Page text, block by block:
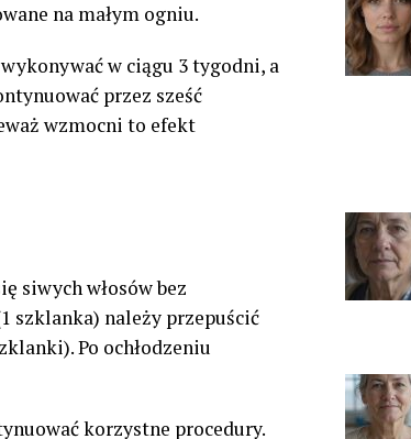
na małym ogniu.
w ciągu 3 tygodni, a
przez sześć
wzmocni to efekt
siwych włosów bez
szklanka) należy przepuścić
Po ochłodzeniu
korzystne procedury.